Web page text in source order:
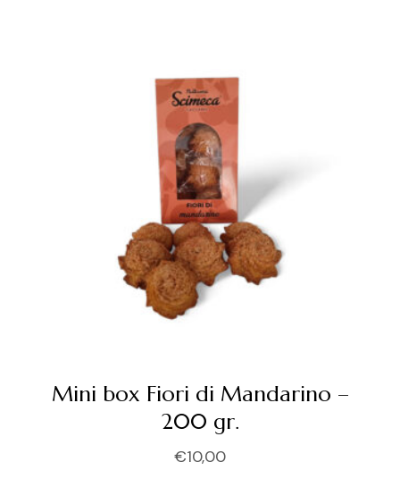
Mini box Fiori di Mandarino –
200 gr.
€10,00